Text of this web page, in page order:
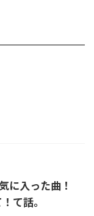
に入った曲！
て話。